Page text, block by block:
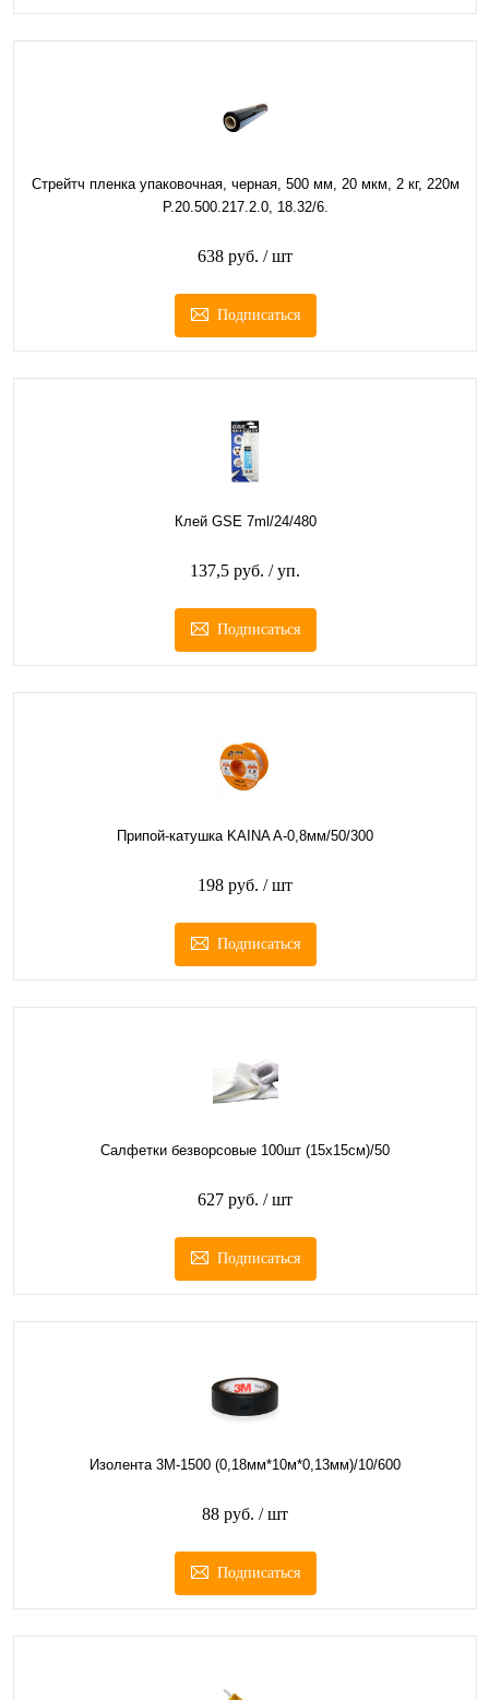
Стрейтч пленка упаковочная, черная, 500 мм, 20 мкм, 2 кг, 220м
Р.20.500.217.2.0, 18.32/6.
638 руб. / шт
Подписаться
Клей GSE 7ml/24/480
137,5 руб. / уп.
Подписаться
Припой-катушка KAINA A-0,8мм/50/300
198 руб. / шт
Подписаться
Салфетки безворсовые 100шт (15х15см)/50
627 руб. / шт
Подписаться
Изолента 3М-1500 (0,18мм*10м*0,13мм)/10/600
88 руб. / шт
Подписаться